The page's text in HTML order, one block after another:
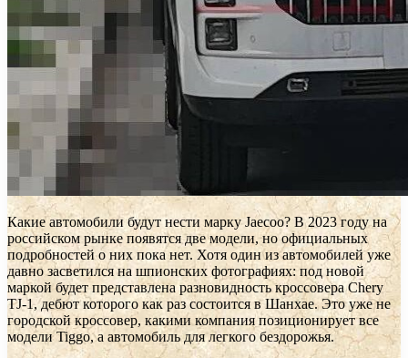
Какие автомобили будут нести марку Jaecoo? В 2023 году на
российском рынке появятся две модели, но официальных
подробностей о них пока нет. Хотя один из автомобилей уже
давно засветился на шпионских фотографиях: под новой
маркой будет представлена разновидность кроссовера Chery
TJ-1, дебют которого как раз состоится в Шанхае. Это уже не
городской кроссовер, какими компания позиционирует все
модели Tiggo, а автомобиль для легкого бездорожья.